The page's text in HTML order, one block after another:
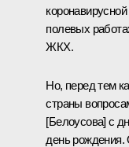
полевых
ЖКХ.
Но, перед тем
страны
[Белоусова] с
день рождения.